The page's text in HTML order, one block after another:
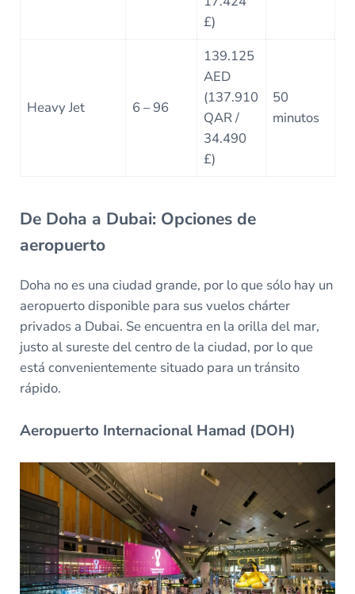
£)
Heavy Jet 6 – 96
139.125
AED
(137.910
QAR /
34.490
£)
50
minutos
De Doha a Dubai: Opciones de
aeropuerto
Doha no es una ciudad grande, por lo que sólo hay un
aeropuerto disponible para sus vuelos chárter
privados a Dubai. Se encuentra en la orilla del mar,
justo al sureste del centro de la ciudad, por lo que
está convenientemente situado para un tránsito
rápido.
Aeropuerto Internacional Hamad (DOH)